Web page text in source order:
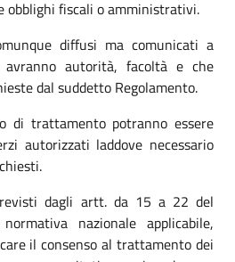
obblighi fiscali o amministrativi.
diffusi ma comunicati a
autorità, facoltà e che
dal suddetto Regolamento.
di trattamento potranno essere
autorizzati laddove necessario
dagli artt. da 15 a 22 del
nazionale applicabile,
il consenso al trattamento dei